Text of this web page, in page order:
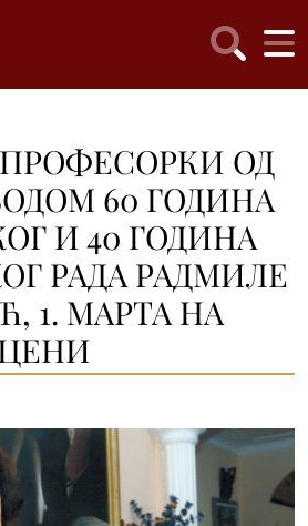
ОД
60 ГОДИНА
И 40 ГОДИНА
РАДА РАДМИЛЕ
1. МАРТА НА